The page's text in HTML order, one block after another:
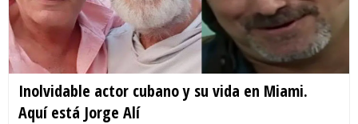
Inolvidable actor cubano y su vida en Miami.
Aquí está Jorge Alí